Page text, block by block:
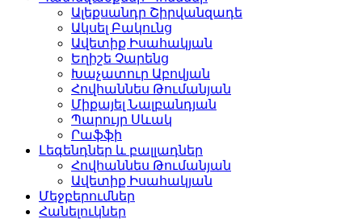
Ալեքսանդր Շիրվանզադե
Ակսել Բակունց
Ավետիք Իսահակյան
Եղիշե Չարենց
Խաչատուր Աբովյան
Հովհաննես Թումանյան
Միքայել Նալբանդյան
Պարույր Սևակ
Րաֆֆի
Լեգենդներ և բալլադներ
Հովհաննես Թումանյան
Ավետիք Իսահակյան
Մեջբերումներ
Հանելուկներ